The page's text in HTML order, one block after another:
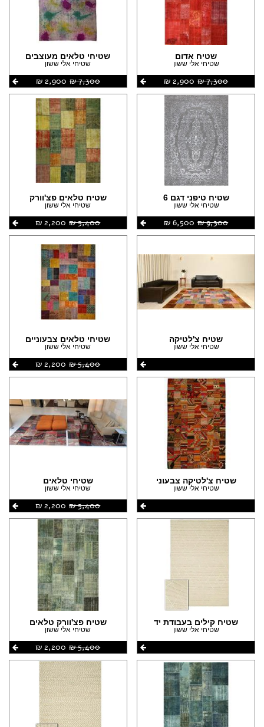
(49)
(40)
(29)
(28)
(25)
(24)
(21)
(1)
שטיח אדום
שטיחי אלי ששון
7,300 ‏₪
2,900 ‏₪
שטיחי טלאים מעוצבים
שטיחי אלי ששון
7,300 ‏₪
2,900 ‏₪
שטיח טיפני דגם 6
שטיחי אלי ששון
9,300 ‏₪
6,500 ‏₪
שטיח טלאים פצ'וורק
שטיחי אלי ששון
5,400 ‏₪
2,200 ‏₪
שטיח צ'לטיקה
שטיחי אלי ששון
שטיחי טלאים צבעוניים
שטיחי אלי ששון
5,400 ‏₪
2,200 ‏₪
שטיח צ'לטיקה צבעוני
שטיחי אלי ששון
שטיחי טלאים
שטיחי אלי ששון
5,400 ‏₪
2,200 ‏₪
שטיח קילים בעבודת יד
שטיחי אלי ששון
שטיח פצ'וורק טלאים
שטיחי אלי ששון
5,400 ‏₪
2,200 ‏₪
הצהרת נגישות